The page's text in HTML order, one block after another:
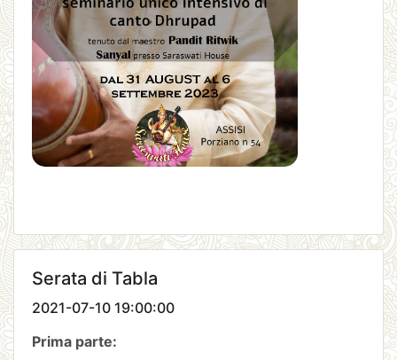
Serata di Tabla
2021-07-10 19:00:00
Prima parte: